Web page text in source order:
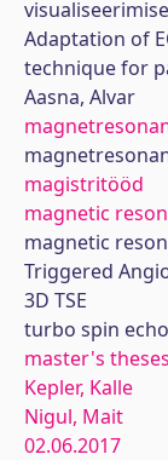
Adaptation of
technique for
Aasna, Alvar
magistritööd
magnetic
magnetic
Triggered
3D TSE
turbo spin echo
master's theses
Kepler, Kalle
Nigul, Mait
02.06.2017